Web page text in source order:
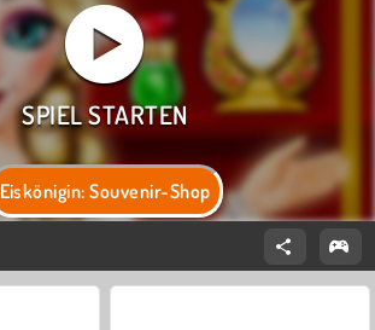
Eiskönigin: Souvenir-Shop